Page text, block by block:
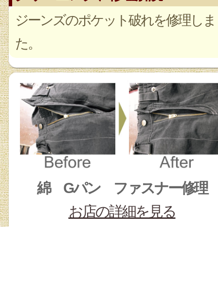
ジーンズのポケット破れを修理し
た。
綿 Gパン ファスナー修理
お店の詳細を見る